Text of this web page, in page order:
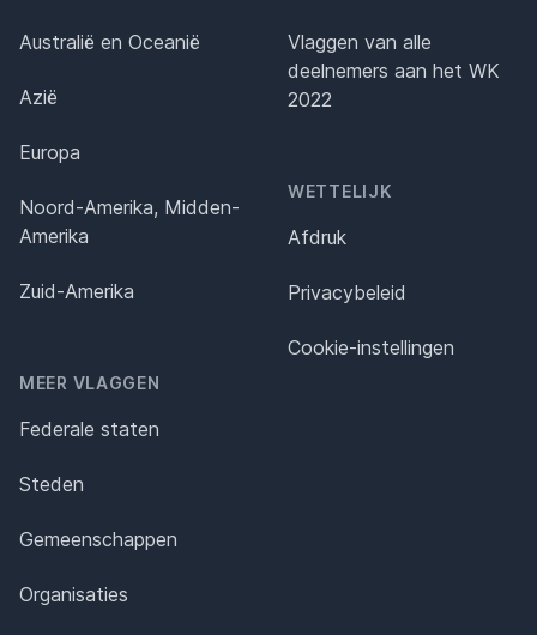
Australië en Oceanië
Azië
Europa
Noord-Amerika, Midden-
Amerika
Zuid-Amerika
MEER VLAGGEN
Federale staten
Steden
Gemeenschappen
Organisaties
Vlaggen van alle
deelnemers aan het WK
2022
WETTELIJK
Afdruk
Privacybeleid
Cookie-instellingen